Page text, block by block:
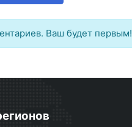
Ваш будет первым!